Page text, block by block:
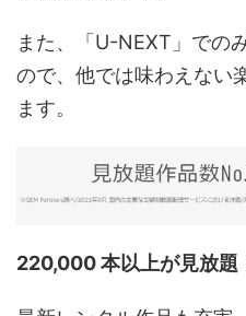
また、「U-NEXT」での
ので、他では味わえない
ます。
220,000 本以上が見放題